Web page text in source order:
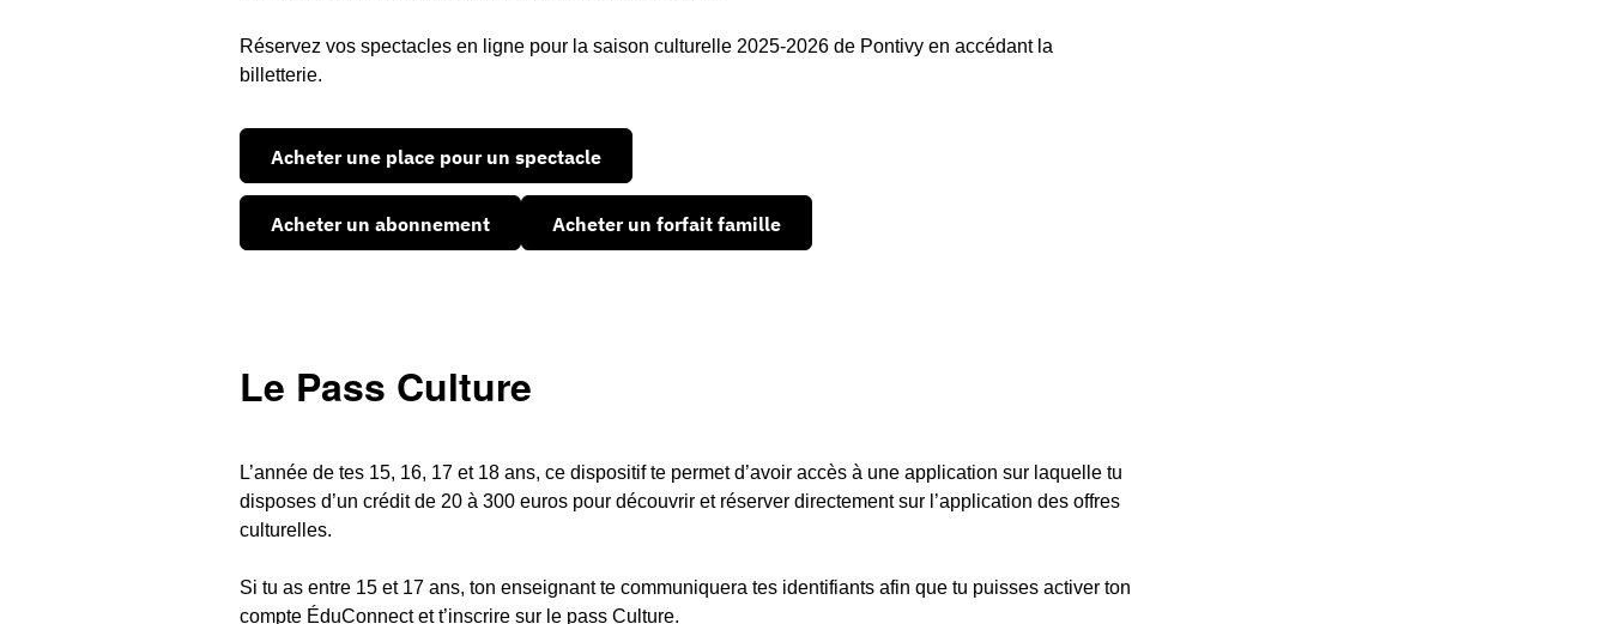
Réservez vos spectacles en ligne pour la saison culturelle 2025-2026 de Pontivy en accédant la
billetterie.
Acheter une place pour un spectacle
Acheter un abonnement Acheter un forfait famille
Le Pass Culture
L’année de tes 15, 16, 17 et 18 ans, ce dispositif te permet d’avoir accès à une application sur laquelle tu
disposes d’un crédit de 20 à 300 euros pour découvrir et réserver directement sur l’application des offres
culturelles.
Si tu as entre 15 et 17 ans, ton enseignant te communiquera tes identifiants afin que tu puisses activer ton
compte ÉduConnect et t’inscrire sur le pass Culture.